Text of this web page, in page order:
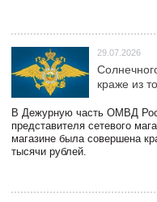
29.07.2026
краже из
В Дежурную часть ОМВД
представителя сетевого
магазине была совершена
тысячи рублей.